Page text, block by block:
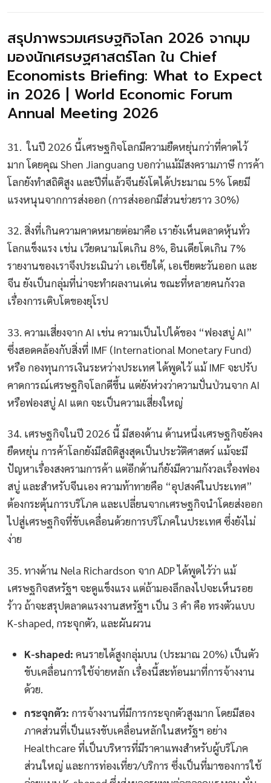
สรุปภาพรวมเศรษฐกิจโลก 2026 จากมุม
มองนักเศรษฐศาสตร์โลก ใน Chief
Economists Briefing: What to Expect
in 2026 | World Economic Forum
Annual Meeting 2026
31. ในปี 2026 นี้เศรษฐกิจโลกมีความยืดหยุ่นกว่าที่คาดไว้
มาก โดยคุณ Shen Jianguang บอกว่าแม้มีสงครามภาษี การค้า
โลกยังทำสถิติสูง และปีที่แล้วจีนยังโตได้ประมาณ 5% โดยมี
แรงหนุนจากการส่งออก (การส่งออกมีส่วนช่วยราว 30%)
32. สิ่งที่เกินความคาดหมายต่อมาคือ เรายังเห็นตลาดหุ้นทั่ว
โลกแข็งแรง เช่น เวียดนามโตเกิน 8%, อินเดียโตเกิน 7%
รายงานของเราจึงประเมินว่า เอเชียใต้, เอเชียตะวันออก และ
จีน ยังเป็นกลุ่มที่น่าจะทำผลงานเด่น ขณะที่หลายคนกังวล
เรื่องการเติบโตของยุโรป
33. ความเสี่ยงจาก AI เช่น ความเป็นไปได้ของ “ฟองสบู่ AI”
ซึ่งสอดคล้องกับสิ่งที่ IMF (International Monetary Fund)
หรือ กองทุนการเงินระหว่างประเทศ ได้พูดไว้ แม้ IMF จะปรับ
คาดการณ์เศรษฐกิจโลกดีขึ้น แต่ยังห่วงว่าความปั่นป่วนจาก AI
หรือฟองสบู่ AI แตก จะเป็นความเสี่ยงใหญ่
34. เศรษฐกิจในปี 2026 นี้ มีสองด้าน ด้านหนึ่งเศรษฐกิจยังคง
ยืดหยุ่น การค้าโลกยังมีสถิติสูงสุดเป็นประวัติศาสตร์ แม้จะมี
ปัญหาเรื่องสงครามการค้า แต่อีกด้านก็ยังมีความกังวลเรื่องฟอง
สบู่ และสำหรับจีนเอง ความท้าทายคือ “อุปสงค์ในประเทศ”
ต้องกระตุ้นการบริโภค และเปลี่ยนจากเศรษฐกิจนำโดยส่งออก
ไปสู่เศรษฐกิจที่ขับเคลื่อนด้วยการบริโภคในประเทศ ซึ่งยังไม่
ง่าย
35. ทางด้าน Nela Richardson จาก ADP ได้พูดไว้ว่า แม้
เศรษฐกิจสหรัฐฯ จะดูแข็งแรง แต่ถ้ามองลึกลงไปจะเห็นรอย
ร้าว ถ้าจะสรุปตลาดแรงงานสหรัฐฯ เป็น 3 คำ คือ ทรงตัวแบบ
K-shaped, กระจุกตัว, และผันผวน
K-shaped: คนรายได้สูงกลุ่มบน (ประมาณ 20%) เป็นตัว
ขับเคลื่อนการใช้จ่ายหลัก เรื่องนี้สะท้อนมาที่การจ้างงาน
ด้วย.
กระจุกตัว: การจ้างงานที่มีการกระจุกตัวสูงมาก โดยมีสอง
ภาคส่วนที่เป็นแรงขับเคลื่อนหลักในสหรัฐฯ อย่าง
Healthcare ที่เป็นบริหารที่มีราคาแพงสำหรับผู้บริโภค
ส่วนใหญ่ และการท่องเที่ยว/บริการ ซึ่งเป็นที่มาของการใช้